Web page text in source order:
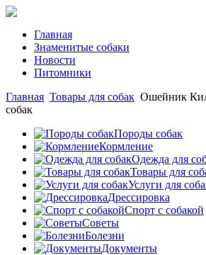
Главная
Знаменитые собаки
Новости
Питомники
Главная Товары для собак Ошейник
собак
Породы собак
Кормление
Одежда для
Товары для
Услуги для
Дрессировка
Спорт с собакой
Советы
Болезни
Документы